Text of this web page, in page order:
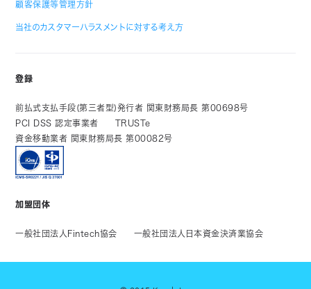
顧客保護等管理方針
当社のカスタマーハラスメントに対する考え方
登録
前払式支払手段(第三者型)発行者 関東財務局長 第00698号
PCI DSS 認定事業者
TRUSTe
資金移動業者 関東財務局長 第00082号
加盟団体
一般社団法人Fintech協会 一般社団法人日本資金決済業協会